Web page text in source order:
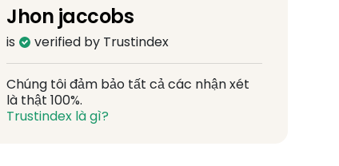
Jhon jaccobs
is verified by Trustindex
Chúng tôi đảm bảo tất cả các nhận xét
là thật 100%.
Trustindex là gì?